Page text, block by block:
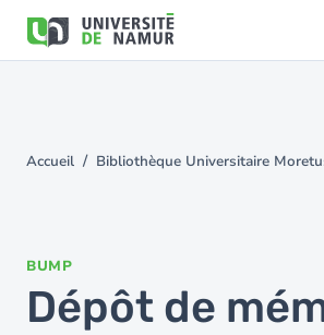
Aller au contenu principal
Aller
contenu
BUMP
Dépôt de
You
Accueil Bibliothèque Universitaire